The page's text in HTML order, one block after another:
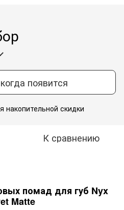
появится
накопительной скидки
К сравнению
помад для губ Nyx
Matte